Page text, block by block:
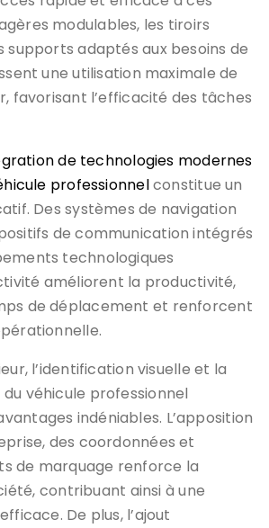
modulables, les tiroirs
supports adaptés aux besoins de
une utilisation maximale de
favorisant l’efficacité des tâches
de technologies modernes
professionnelconstitue un
Des systèmes de navigation
de communication intégrés
technologiques
améliorent la productivité,
de déplacement et renforcent
l’identification visuelle et la
véhicule professionnel
indéniables. L’apposition
des coordonnées et
de marquage renforce la
contribuant ainsi à une
De plus, l’ajout